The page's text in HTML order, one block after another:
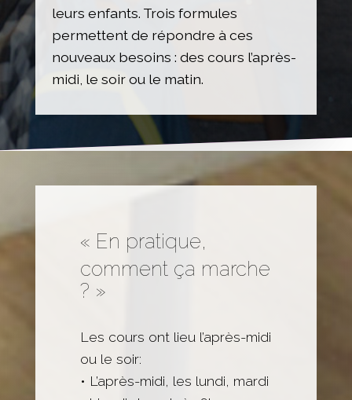
leurs enfants. Trois formules
permettent de répondre à ces
nouveaux besoins : des cours l’après-
midi, le soir ou le matin.
« En pratique,
comment ça marche
? »
Les cours ont lieu l’après-midi
ou le soir:
• L’après-midi, les lundi, mardi